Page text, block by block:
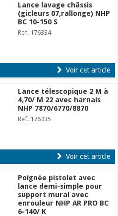
Lance lavage châssis
(gicleurs 07,rallonge) NHP
BC 10-150 S
Ref. 176334
Voir cet article
Lance télescopique 2 M à
4,70/ M 22 avec harnais
NHP 7870/6770/8870
Ref. 176335
Voir cet article
Poignée pistolet avec
lance demi-simple pour
support mural avec
enrouleur NHP AR PRO BC
6-140/ K